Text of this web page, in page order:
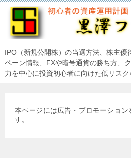
IPO（新規公開株）の当選方法、株主優
ペーン情報、FXや暗号通貨の勝ち方、
力を中心に投資初心者に向けた低リス
本ページには広告・プロモーション
す。